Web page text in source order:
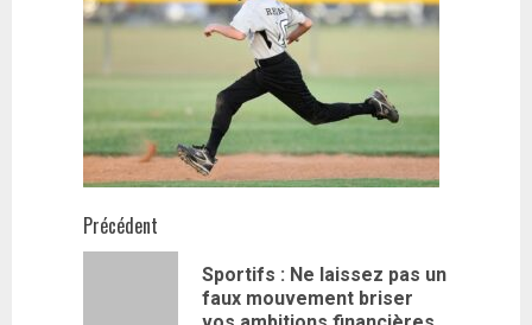
Navigation
d’article
Précédent
Sportifs : Ne laissez pas un
faux mouvement briser